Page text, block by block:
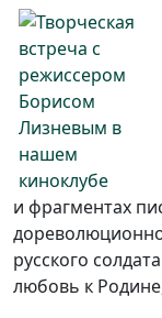
и фрагментах
русского
любовь к